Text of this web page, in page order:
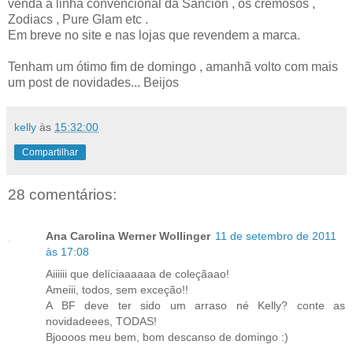
venda a linha convencional da Sancion , os cremosos ,
Zodiacs , Pure Glam etc .
Em breve no site e nas lojas que revendem a marca.
Tenham um ótimo fim de domingo , amanhã volto com mais
um post de novidades... Beijos
kelly às 15:32:00
Compartilhar
28 comentários:
Ana Carolina Werner Wollinger 11 de setembro de 2011
às 17:08
Aiiiiii que delíciaaaaaa de coleçãaao!
Ameiii, todos, sem exceção!!
A BF deve ter sido um arraso né Kelly? conte as
novidadeees, TODAS!
Bjoooos meu bem, bom descanso de domingo :)